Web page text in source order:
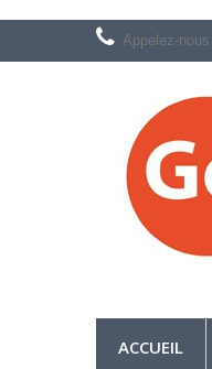
Appelez-nous
ACCUEIL